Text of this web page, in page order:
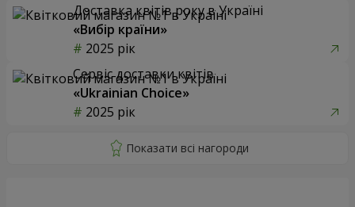
Доставка квітів року в Україні
«Вибір країни»
2025 рік
Сервіс доставки квітів
«Ukrainian Choice»
2025 рік